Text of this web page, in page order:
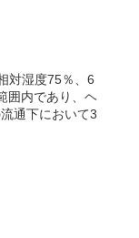
対湿度75％、6
囲内であり、ヘ
通下において3